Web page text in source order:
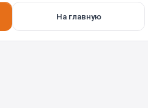
На главную